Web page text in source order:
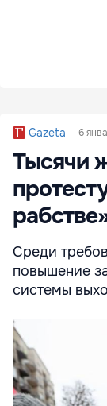
Gazeta 6
Тысячи
Среди
повышение
системы